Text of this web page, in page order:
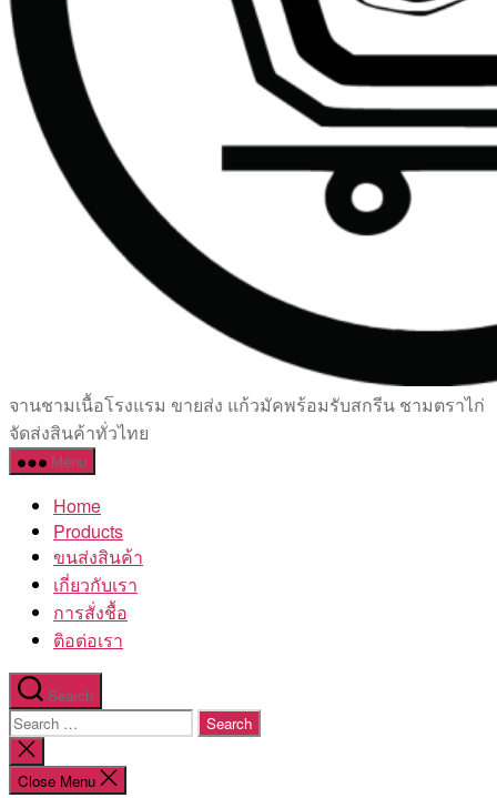
เซรามิค
ครบ
ครัน
โรงงาน
จานชามเนื้อโรงแรม ขายส่ง แก้วมัคพร้อมรับสกรีน ชามตราไก่
จัดส่งสินค้าทั่วไทย
Menu
Home
Products
ขนส่งสินค้า
เกี่ยวกับเรา
การสั่งชื้อ
ติอต่อเรา
Search
Search
for:
Close
search
Close Menu